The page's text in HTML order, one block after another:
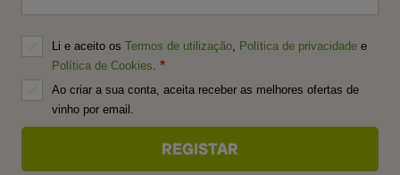
Li e aceito os Termos de utilização Política de privacidade e
Política de Cookies
Ao criar a sua conta, aceita receber as melhores ofertas de
vinho por email.